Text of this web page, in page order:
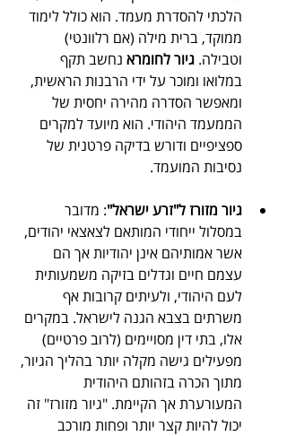
הלכתי להסדרת מעמד. הוא כולל לימוד
ממוקד, ברית מילה (אם רלוונטי)
וטבילה. גיור לחומרא נחשב תקף
במלואו ומוכר על ידי הרבנות הראשית,
ומאפשר הסדרה מהירה יחסית של
הממעמד היהודי. הוא מיועד למקרים
ספציפיים ודורש בדיקה פרטנית של
נסיבות המועמד.
גיור מזורז ל"זרע ישראל": מדובר
במסלול ייחודי המותאם לצאצאי יהודים,
אשר אמותיהם אינן יהודיות אך הם
עצמם חיים וגדלים בזיקה משמעותית
לעם היהודי, ולעיתים קרובות אף
משרתים בצבא הגנה לישראל. במקרים
אלו, בתי דין מסויימים (לרוב פרטיים)
מפעילים גישה מקלה יותר בהליך הגיור,
מתוך הכרה בזהותם היהודית
המעורערת אך הקיימת. "גיור מזורז" זה
יכול להיות קצר יותר ופחות מורכב